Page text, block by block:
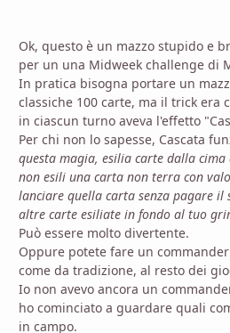
Ok, questo è un mazzo stupido e
per un una Midweek challenge di
In pratica bisogna portare un
classiche 100 carte, ma il trick era
in ciascun turno aveva l'effetto
Per chi non lo sapesse, Cascata
questa magia, esilia carte dalla
non esili una carta non terra con
lanciare quella carta senza pagare il
altre carte esiliate in fondo al tuo
Può essere molto divertente.
Oppure potete fare un
come da tradizione, al resto dei
Io non avevo ancora un
ho cominciato a guardare quali
in campo.